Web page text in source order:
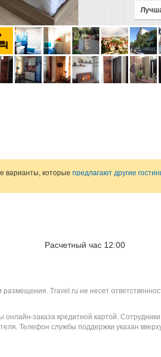
варианты, которые предлагают другие
Расчетный час 12:00
Travel.ru не несет
заказа кредитной картой.
Телефон службы поддержки указан